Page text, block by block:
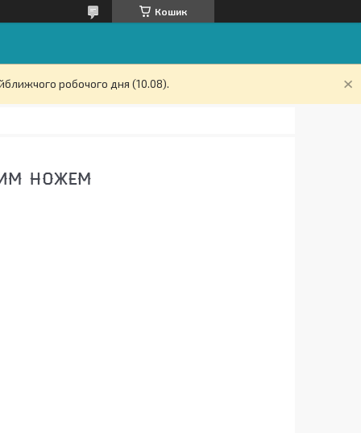
Кошик
робочого дня (10.08).
НОЖЕМ